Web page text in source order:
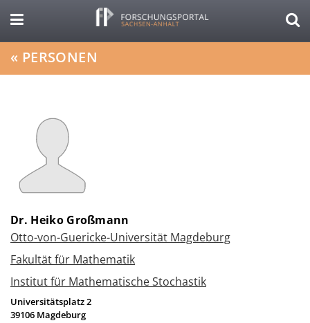
« PERSONEN
Dr. Heiko Großmann
Otto-von-Guericke-Universität Magdeburg
Fakultät für Mathematik
Institut für Mathematische Stochastik
Universitätsplatz 2
39106 Magdeburg